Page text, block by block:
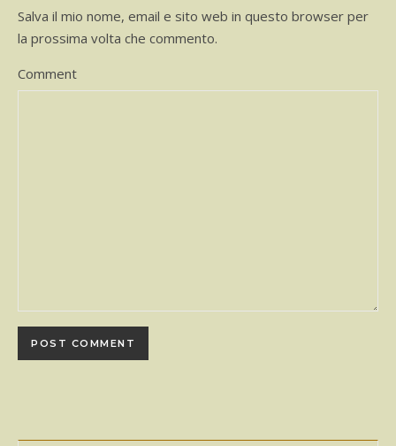
Salva il mio nome, email e sito web in questo browser per
la prossima volta che commento.
Comment